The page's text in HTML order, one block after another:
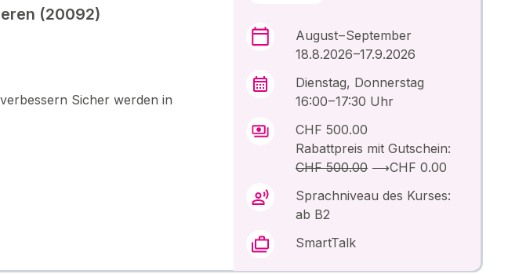
(20092)
Sicher werden in
August – September
18.8.2026 –17.9.2026
Dienstag, Donnerstag
16:00 – 17:30 Uhr
CHF 500.00
Rabattpreis mit Gutschein:
CHF 500.00 ⟶CHF 0.00
Sprachniveau des Kurses:
ab B2
SmartTalk